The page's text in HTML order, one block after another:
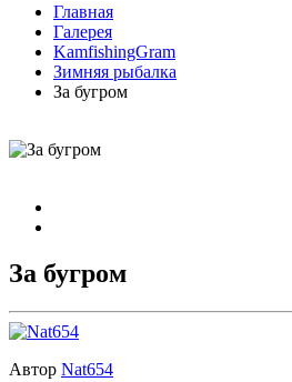
Главная
Галерея
KamfishingGram
Зимняя рыбалка
За бугром
За бугром
Автор Nat654